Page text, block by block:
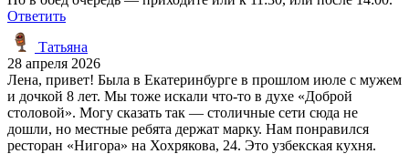
Ответить
Татьяна
28 апреля 2026
Лена, привет! Была в Екатеринбурге в прошлом июле с мужем
и дочкой 8 лет. Мы тоже искали что-то в духе «Доброй
столовой». Могу сказать так — столичные сети сюда не
дошли, но местные ребята держат марку. Нам понравился
ресторан «Нигора» на Хохрякова, 24. Это узбекская кухня.